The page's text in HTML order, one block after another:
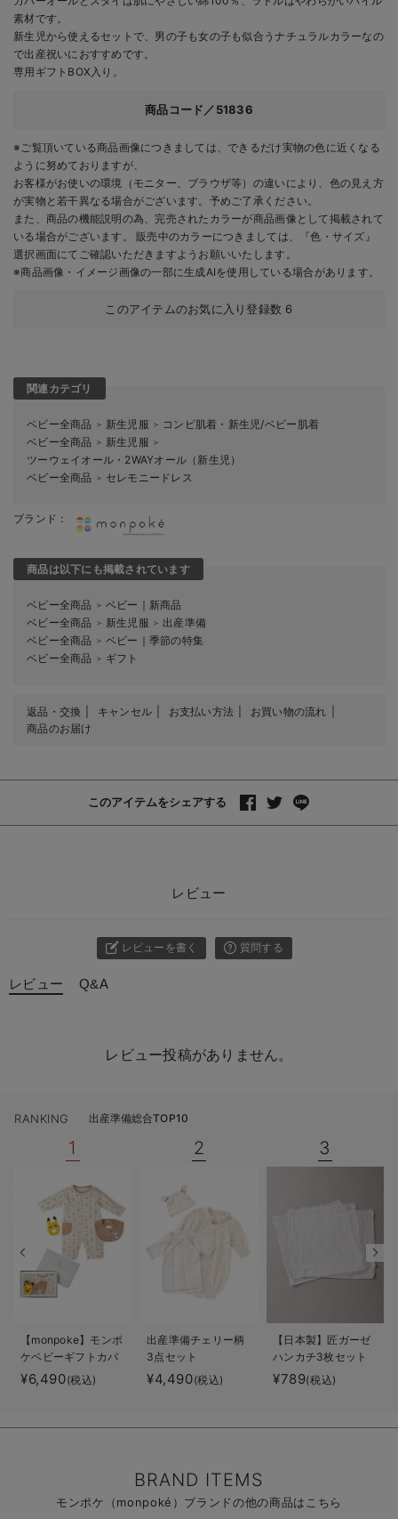
素材です。
新生児から使えるセットで、男の子も女の子も似合うナチュラルカラーなの
で出産祝いにおすすめです。
専用ギフトBOX入り。
商品コード／51836
※ご覧頂いている商品画像につきましては、できるだけ実物の色に近くなる
ように努めておりますが、
お客様がお使いの環境（モニター、ブラウザ等）の違いにより、色の見え方
が実物と若干異なる場合がございます。予めご了承ください。
また、商品の機能説明の為、完売されたカラーが商品画像として掲載されて
いる場合がございます。 販売中のカラーにつきましては、『色・サイズ』
選択画面にてご確認いただきますようお願いいたします。
※商品画像・イメージ画像の一部に生成AIを使用している場合があります。
このアイテムのお気に入り登録数 6
関連カテゴリ
ベビー全商品 ＞ 新生児服 ＞
コンビ肌着・新生児/ベビー肌着
ベビー全商品
＞ 新生児服 ＞
ツーウェイオール・2WAYオール（新生児）
ベビー全商品
＞ セレモニードレス
ブランド：
商品は以下にも掲載されています
ベビー全商品 ＞ ベビー｜新商品
ベビー全商品
＞ 新生児服 ＞ 出産準備
ベビー全商品
＞ ベビー｜季節の特集
ベビー全商品
＞ ギフト
返品・交換 キャンセル お支払い方法
お買い物の流れ
商品のお届け
このアイテムをシェアする
レビュー
レビューを書く 質問する
レビュー Q&A
レビュー投稿がありません。
RANKING 出産準備総合TOP10
1
【monpoke】モンポ
ケベビーギフトカバ
ーオール3点セット
¥6,490(税込)
2
出産準備チェリー柄
3点セット
¥4,490(税込)
3
【日本製】匠ガーゼ
ハンカチ3枚セット
¥789(税込)
BRAND ITEMS
モンポケ（monpoké）ブランドの他の商品はこちら